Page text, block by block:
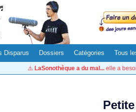
Disparus Dossiers Catégories Tous
⚠️ LaSonothèque a du mal... elle a